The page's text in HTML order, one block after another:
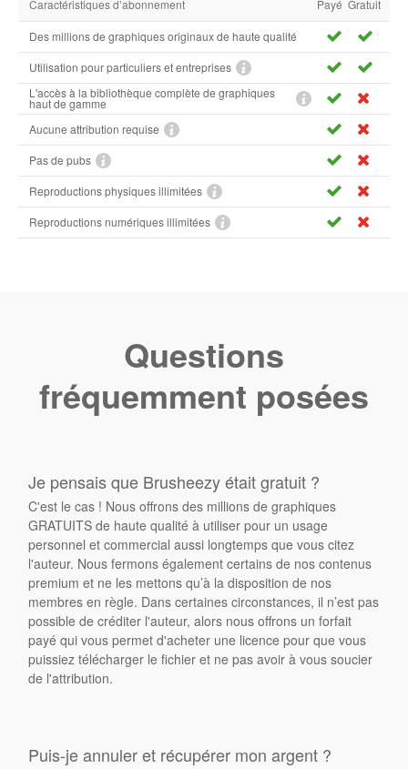
Caractéristiques d’abonnement Payé Gratuit
Des millions de graphiques originaux de haute qualité
Utilisation pour particuliers et entreprises
L'accès à la bibliothèque complète de graphiques
haut de gamme
Aucune attribution requise
Pas de pubs
Reproductions physiques illimitées
Reproductions numériques illimitées
Questions
fréquemment posées
Je pensais que Brusheezy était gratuit ?
C'est le cas ! Nous offrons des millions de graphiques
GRATUITS de haute qualité à utiliser pour un usage
personnel et commercial aussi longtemps que vous citez
l'auteur. Nous fermons également certains de nos contenus
premium et ne les mettons qu’à la disposition de nos
membres en règle. Dans certaines circonstances, il n’est pas
possible de créditer l'auteur, alors nous offrons un forfait
payé qui vous permet d'acheter une licence pour que vous
puissiez télécharger le fichier et ne pas avoir à vous soucier
de l'attribution.
Puis-je annuler et récupérer mon argent ?